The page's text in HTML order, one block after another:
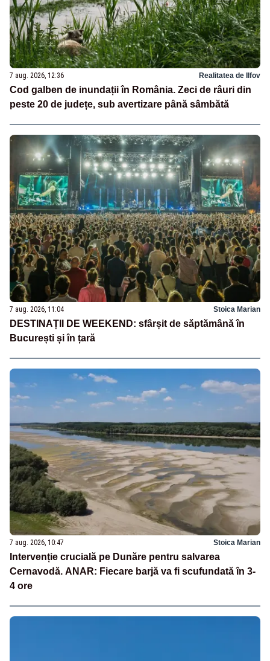
7 aug. 2026, 12:36 Realitatea de Ilfov
Cod galben de inundații în România. Zeci de râuri din
peste 20 de județe, sub avertizare până sâmbătă
7 aug. 2026, 11:04 Stoica Marian
DESTINAȚII DE WEEKEND: sfârșit de săptămână în
București și în țară
7 aug. 2026, 10:47 Stoica Marian
Intervenție crucială pe Dunăre pentru salvarea
Cernavodă. ANAR: Fiecare barjă va fi scufundată în 3-
4 ore